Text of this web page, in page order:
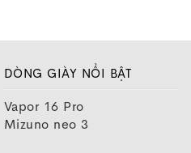
DÒNG GIÀY NỔI BẬT
Vapor 16 Pro
Mizuno neo 3